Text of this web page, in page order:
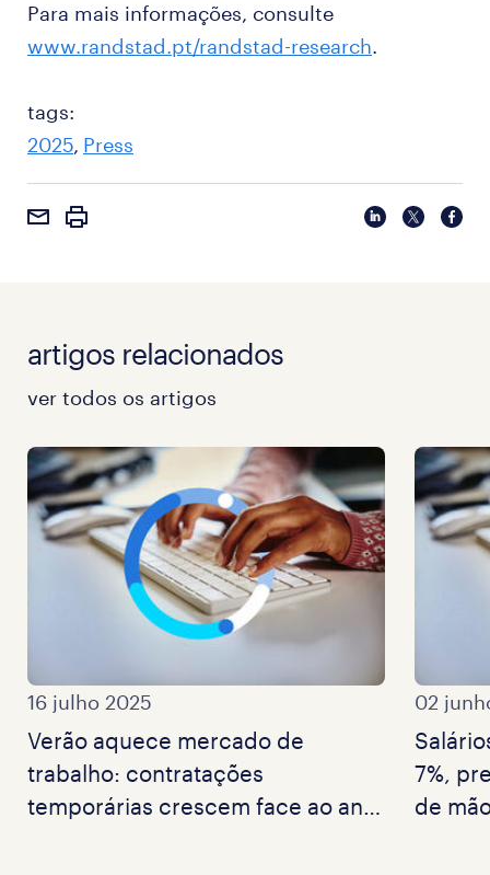
Para mais informações, consulte
www.randstad.pt/randstad-research.
tags:
2025 Press
artigos relacionados
ver todos os artigos
16 julho 2025
Verão aquece mercado de
trabalho: contratações
temporárias crescem face ao ano
02
7%,
de